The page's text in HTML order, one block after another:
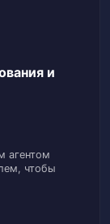
монстров
монстров
и
агентом
чтобы